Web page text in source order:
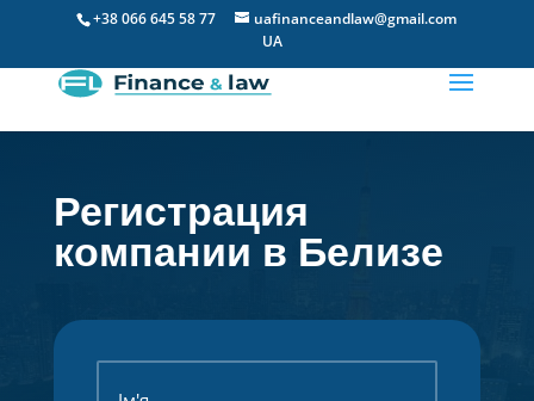
+38 066 645 58 77
uafinanceandlaw@gmail.com
UA
Регистрация
компании в Белизе